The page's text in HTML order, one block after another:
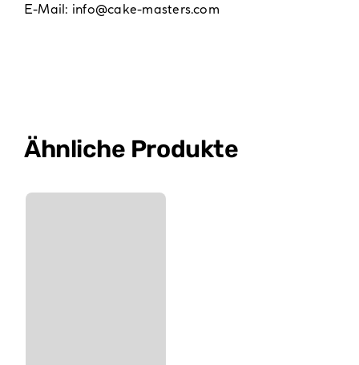
E-Mail: info@cake-masters.com
Ähnliche Produkte